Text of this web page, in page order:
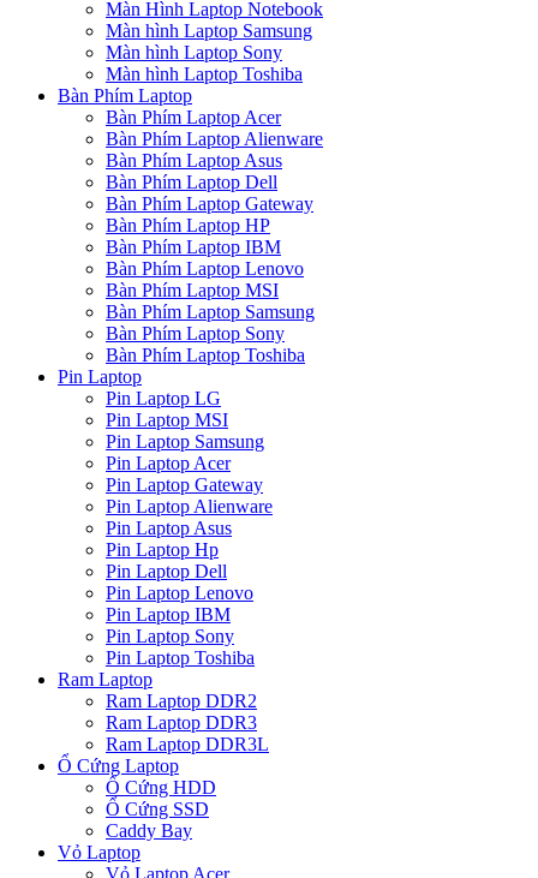
Màn Hình Laptop Notebook
Màn hình Laptop Samsung
Màn hình Laptop Sony
Màn hình Laptop Toshiba
Bàn Phím Laptop
Bàn Phím Laptop Acer
Bàn Phím Laptop Alienware
Bàn Phím Laptop Asus
Bàn Phím Laptop Dell
Bàn Phím Laptop Gateway
Bàn Phím Laptop HP
Bàn Phím Laptop IBM
Bàn Phím Laptop Lenovo
Bàn Phím Laptop MSI
Bàn Phím Laptop Samsung
Bàn Phím Laptop Sony
Bàn Phím Laptop Toshiba
Pin Laptop
Pin Laptop LG
Pin Laptop MSI
Pin Laptop Samsung
Pin Laptop Acer
Pin Laptop Gateway
Pin Laptop Alienware
Pin Laptop Asus
Pin Laptop Hp
Pin Laptop Dell
Pin Laptop Lenovo
Pin Laptop IBM
Pin Laptop Sony
Pin Laptop Toshiba
Ram Laptop
Ram Laptop DDR2
Ram Laptop DDR3
Ram Laptop DDR3L
Ổ Cứng Laptop
Ổ Cứng HDD
Ổ Cứng SSD
Caddy Bay
Vỏ Laptop